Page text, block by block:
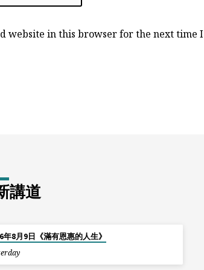
website in this browser for the next time
講道
年8月9日《滿有恩惠的人生》